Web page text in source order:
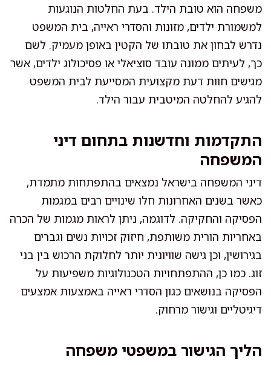
משפחה הוא טובת הילד. בעת החלטות הנוגעות
למשמורת ילדים, מזונות והסדרי ראייה, בית המשפט
נדרש לבחון את טובתו של הקטין באופן מעמיק. לשם
כך, לעיתים ממונה עובד סוציאלי או פסיכולוג ילדים, אשר
מגישים חוות דעת מקצועית המסייעת לבית המשפט
להגיע להחלטה המיטבית עבור הילד.
התקדמות וחדשנות בתחום דיני
המשפחה
דיני המשפחה בישראל נמצאים בהתפתחות מתמדת,
כאשר בשנים האחרונות חלו שינויים רבים במגמות
הפסיקה והחקיקה. לדוגמה, ניתן לראות מגמות של הכרה
באחריות הורית משותפת, חיזוק זכויות נשים וגברים
בגירושין, וכן גישה שוויונית יותר לחלוקת הרכוש בין בני
זוג. כמו כן, ההתפתחויות הטכנולוגיות משפיעות על
הפסיקה בנושאים כגון הסדרי ראייה באמצעות אמצעים
דיגיטליים וגישור מרחוק.
הליך הגישור במשפטי משפחה